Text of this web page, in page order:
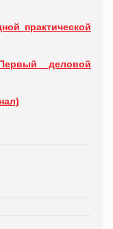
практической
деловой